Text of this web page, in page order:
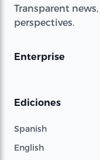
Transparent
perspectives.
Enterprise
Ediciones
Spanish
English